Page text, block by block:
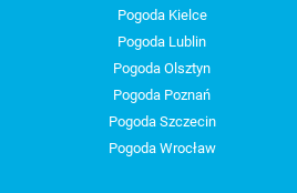
Pogoda Kielce
Pogoda Lublin
Pogoda Olsztyn
Pogoda Poznań
Pogoda Szczecin
Pogoda Wrocław